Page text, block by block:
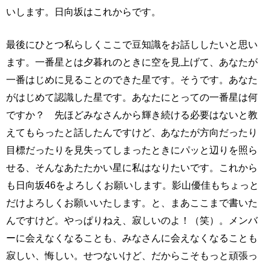
いします。日向坂はこれからです。
最後にひとつ私らしくここで豆知識をお話ししたいと思い
ます。一番星とは夕暮れのときに空を見上げて、あなたが
一番はじめに見ることのできた星です。そうです。あなた
がはじめて認識した星です。あなたにとっての一番星は何
ですか？ 先ほどみなさんから輝き続ける必要はないと教
えてもらったと話したんですけど、あなたが方向だったり
目標だったりを見失ってしまったときにパッと辺りを照ら
せる、そんなあたたかい星に私はなりたいです。これから
も日向坂46をよろしくお願いします。影山優佳もちょっと
だけよろしくお願いいたします。と、まあここまで書いた
んですけど。やっぱりねえ、寂しいのよ！（笑）。メンバ
ーに会えなくなることも、みなさんに会えなくなることも
寂しい、悔しい。せつないけど、だからこそもっと頑張っ